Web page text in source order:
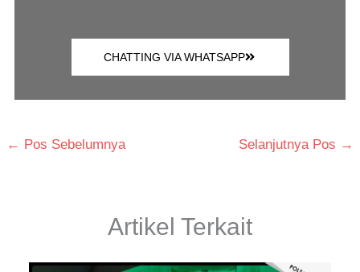
CHATTING VIA WHATSAPP
← Pos Sebelumnya Selanjutnya Pos →
Artikel Terkait